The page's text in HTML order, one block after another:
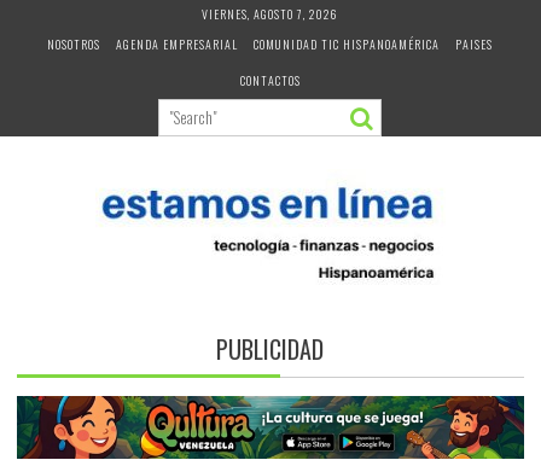
VIERNES, AGOSTO 7, 2026
NOSOTROS
AGENDA EMPRESARIAL COMUNIDAD TIC HISPANOAMÉRICA
PAISES
CONTACTOS
PUBLICIDAD